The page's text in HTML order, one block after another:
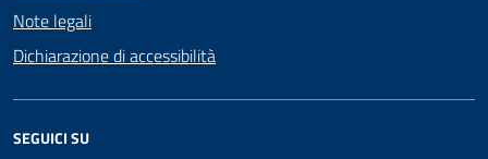
Note legali
Dichiarazione di accessibilità
SEGUICI SU